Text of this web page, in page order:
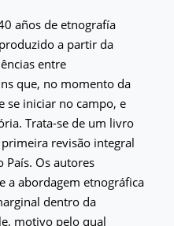
años de etnografía
a partir da
entre
que, no momento da
se iniciar no campo, e
Trata-se de um livro
revisão integral
País. Os autores
a abordagem etnográfica
dentro da
motivo pelo qual